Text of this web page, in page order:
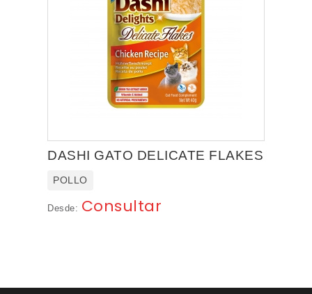
DASHI GATO DELICATE FLAKES
POLLO
Desde: Consultar